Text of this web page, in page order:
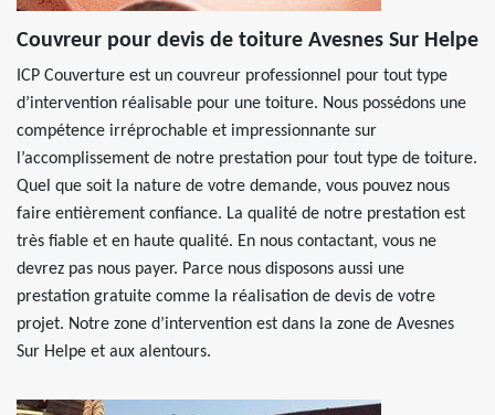
Couvreur pour devis de toiture Avesnes Sur Helpe
ICP Couverture est un couvreur professionnel pour tout type
d’intervention réalisable pour une toiture. Nous possédons une
compétence irréprochable et impressionnante sur
l’accomplissement de notre prestation pour tout type de toiture.
Quel que soit la nature de votre demande, vous pouvez nous
faire entièrement confiance. La qualité de notre prestation est
très fiable et en haute qualité. En nous contactant, vous ne
devrez pas nous payer. Parce nous disposons aussi une
prestation gratuite comme la réalisation de devis de votre
projet. Notre zone d’intervention est dans la zone de Avesnes
Sur Helpe et aux alentours.